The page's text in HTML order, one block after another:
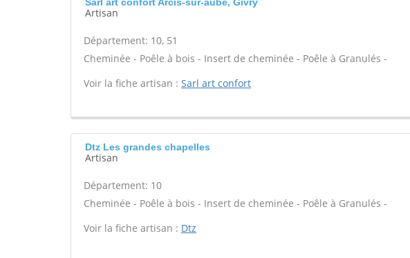
Artisan
Département: 10, 51
Cheminée - Poêle à bois - Insert de cheminée - Poêle à Granulés -
Voir la fiche artisan : Sarl art confort
Dtz Les grandes chapelles
Artisan
Département: 10
Cheminée - Poêle à bois - Insert de cheminée - Poêle à Granulés -
Voir la fiche artisan : Dtz